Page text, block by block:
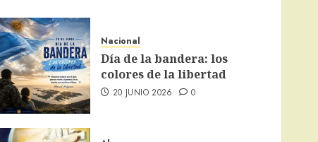
Nacional
Día de la bandera: los
colores de la libertad
20 JUNIO 2026 0